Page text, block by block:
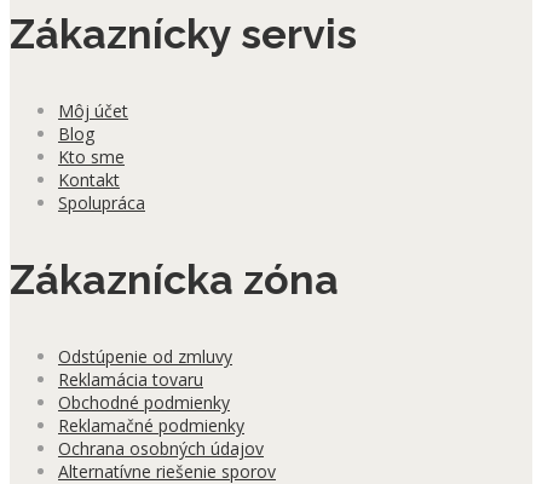
Zákaznícky servis
Môj účet
Blog
Kto sme
Kontakt
Spolupráca
Zákaznícka zóna
Odstúpenie od zmluvy
Reklamácia tovaru
Obchodné podmienky
Reklamačné podmienky
Ochrana osobných údajov
Alternatívne riešenie sporov